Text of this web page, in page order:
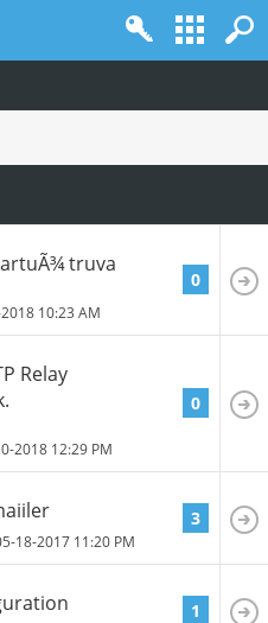
truva
10:23 AM
0
Relay
2018 12:29 PM
0
18-2017 11:20 PM
3
1